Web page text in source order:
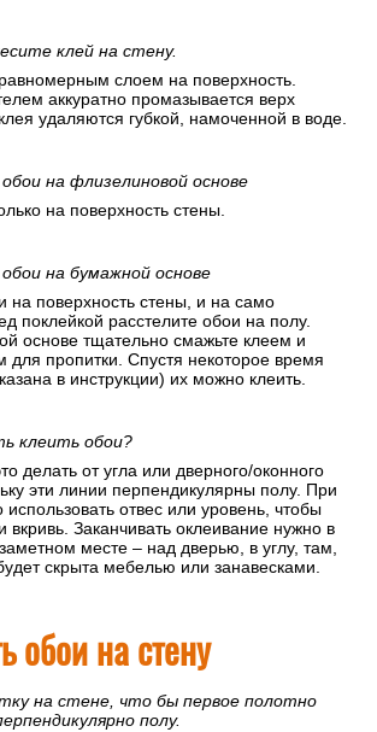
клей на стену.
слоем на поверхность.
аккуратно промазывается верх
удаляются губкой, намоченной в воде.
на флизелиновой основе
на поверхность стены.
на бумажной основе
на поверхность стены, и на само
поклейкой расстелите обои на полу.
основе тщательно смажьте клеем и
для пропитки. Спустя некоторое время
в инструкции) их можно клеить.
клеить обои?
делать от угла или дверного/оконного
эти линии перпендикулярны полу. При
отвес или уровень, чтобы
Заканчивать оклеивание нужно в
месте – над дверью, в углу, там,
скрыта мебелью или занавесками.
обои на стену
на стене, что бы первое полотно
полу.